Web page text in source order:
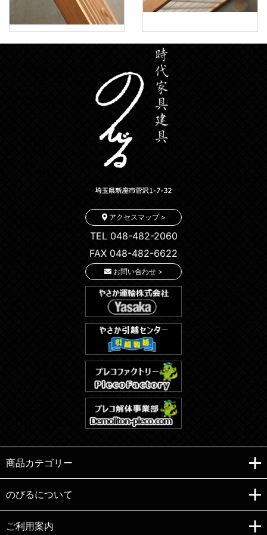
アクセスマップ >
TEL 048-482-2060
FAX 048-482-6622
お問い合わせ >
商品カテゴリー
のびるについて
ご利用案内